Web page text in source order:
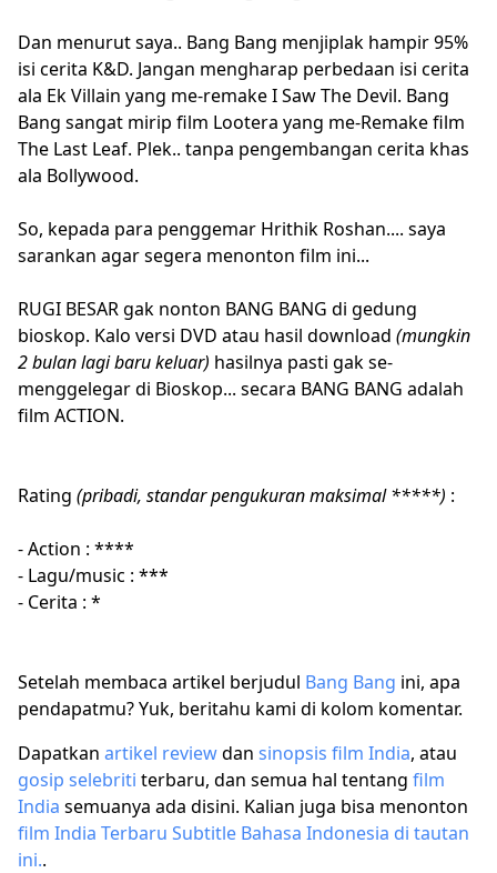
Dan menurut saya.. Bang Bang menjiplak hampir 95%
isi cerita K&D. Jangan mengharap perbedaan isi cerita
ala Ek Villain yang me-remake I Saw The Devil. Bang
Bang sangat mirip film Lootera yang me-Remake film
The Last Leaf. Plek.. tanpa pengembangan cerita khas
ala Bollywood.
So, kepada para penggemar Hrithik Roshan.... saya
sarankan agar segera menonton film ini...
RUGI BESAR gak nonton BANG BANG di gedung
bioskop. Kalo versi DVD atau hasil download (mungkin
2 bulan lagi baru keluar) hasilnya pasti gak se-
menggelegar di Bioskop... secara BANG BANG adalah
film ACTION.
Rating (pribadi, standar pengukuran maksimal *****) :
- Action : ****
- Lagu/music : ***
- Cerita : *
Setelah membaca artikel berjudul Bang Bang ini, apa
pendapatmu? Yuk, beritahu kami di kolom komentar.
Dapatkan artikel reviewdan sinopsis film India, atau
gosip selebriti terbaru, dan semua hal tentang film
India semuanya ada disini. Kalian juga bisa menonton
film India Terbaru Subtitle Bahasa Indonesia di tautan
ini..